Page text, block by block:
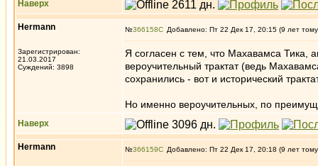
Наверх
Hermann
Зарегистрирован:
21.03.2017
Суждений: 3898
№366158 Добавлено: Пт 22 Дек 17, 20:15 (9 лет
Я согласен с тем, что Махавамса Тика,
вероучительный трактат (ведь
сохранились - вот и исторический
Но именно вероучительных, по
Наверх
Hermann №366159 Добавлено: Пт 22 Дек 17, 20:18 (9 лет